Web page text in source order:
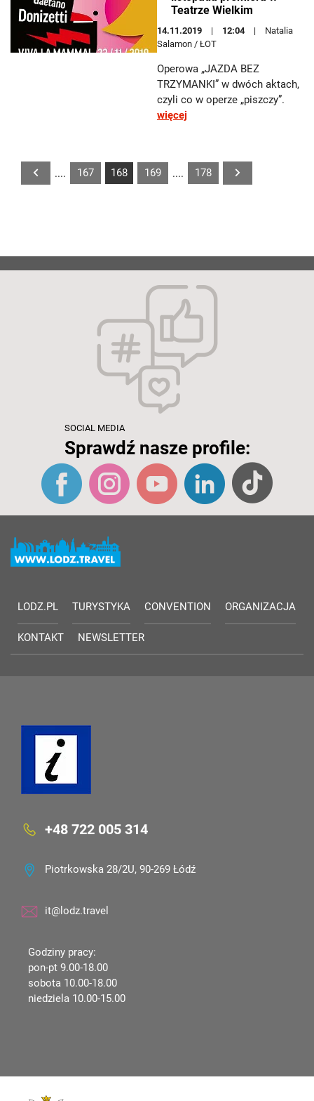
Teatrze Wielkim
14.11.2019 12:04
Natalia
Salamon / ŁOT
Operowa „JAZDA BEZ
TRZYMANKI” w dwóch aktach,
czyli co w operze „piszczy”.
więcej
.... 167 168 169 .... 178
SOCIAL MEDIA
Sprawdź nasze profile:
LODZ.PL TURYSTYKA CONVENTION ORGANIZACJA
KONTAKT NEWSLETTER
+48 722 005 314
Piotrkowska 28/2U, 90-269 Łódź
it@lodz.travel
Godziny pracy:
pon-pt 9.00-18.00
sobota 10.00-18.00
niedziela 10.00-15.00